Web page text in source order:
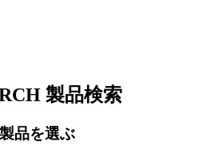
製品検索
品を選ぶ